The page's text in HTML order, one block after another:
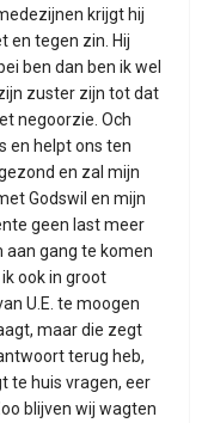
krijgt hij
en tegen zin. Hij
ben dan ben ik wel
zuster zijn tot dat
negoorzie. Och
en helpt ons ten
en zal mijn
Godswil en mijn
geen last meer
aan gang te komen
ook in groot
U.E. te moogen
maar die zegt
terug heb,
te huis vragen, eer
blijven wij wagten